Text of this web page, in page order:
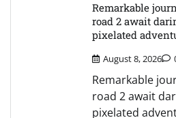
Remarkable
road 2 await
pixelated
August 8, 2026
Remarkable
road 2 await
pixelated